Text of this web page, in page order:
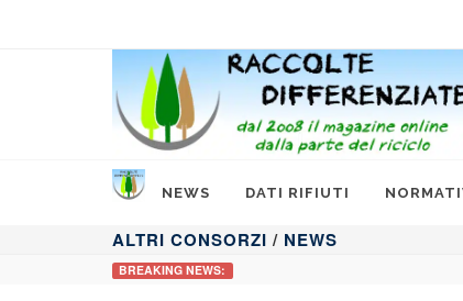
NEWS DATI RIFIUTI
ALTRI CONSORZI / NEWS
BREAKING NEWS: